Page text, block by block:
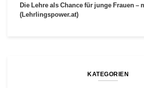
Die Lehre als Chance für junge Frauen –
(Lehrlingspower.at)
KATEGORIEN